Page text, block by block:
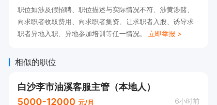
职位如涉及假招聘、职位描述与实际情况不符、涉黄涉赌、
向求职者收取费用、向求职者集资、让求职者入股、诱导求
职者异地入职、异地参加培训等任一情况。 立即举报 >
相似的职位
白沙李市油溪客服主管（本地人）
5000-12000 元/月 6小时前